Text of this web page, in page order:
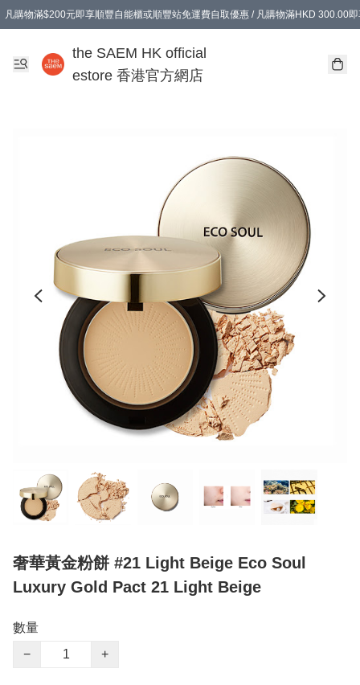
凡購物滿$200元即享順豐自能櫃或順豐站免運費自取優惠 / 凡購物滿HKD 300.00
the SAEM HK official
estore 香港官方網店
奢華黃金粉餅 #21 Light Beige Eco Soul
Luxury Gold Pact 21 Light Beige
數量
−
+